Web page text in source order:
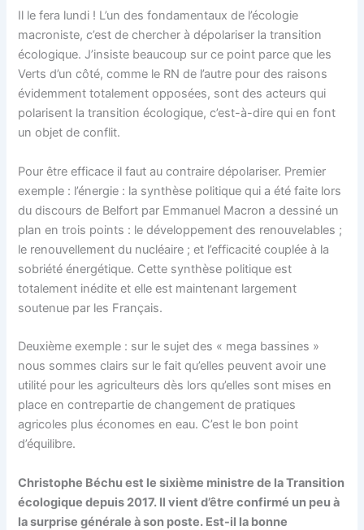
Il le fera lundi ! L’un des fondamentaux de l’écologie
macroniste, c’est de chercher à dépolariser la transition
écologique. J’insiste beaucoup sur ce point parce que les
Verts d’un côté, comme le RN de l’autre pour des raisons
évidemment totalement opposées, sont des acteurs qui
polarisent la transition écologique, c’est-à-dire qui en font
un objet de conflit.
Pour être efficace il faut au contraire dépolariser. Premier
exemple : l’énergie : la synthèse politique qui a été faite lors
du discours de Belfort par Emmanuel Macron a dessiné un
plan en trois points : le développement des renouvelables ;
le renouvellement du nucléaire ; et l’efficacité couplée à la
sobriété énergétique. Cette synthèse politique est
totalement inédite et elle est maintenant largement
soutenue par les Français.
Deuxième exemple : sur le sujet des « mega bassines »
nous sommes clairs sur le fait qu’elles peuvent avoir une
utilité pour les agriculteurs dès lors qu’elles sont mises en
place en contrepartie de changement de pratiques
agricoles plus économes en eau. C’est le bon point
d’équilibre.
Christophe Béchu est le sixième ministre de la Transition
écologique depuis 2017. Il vient d’être confirmé un peu à
la surprise générale à son poste. Est-il la bonne